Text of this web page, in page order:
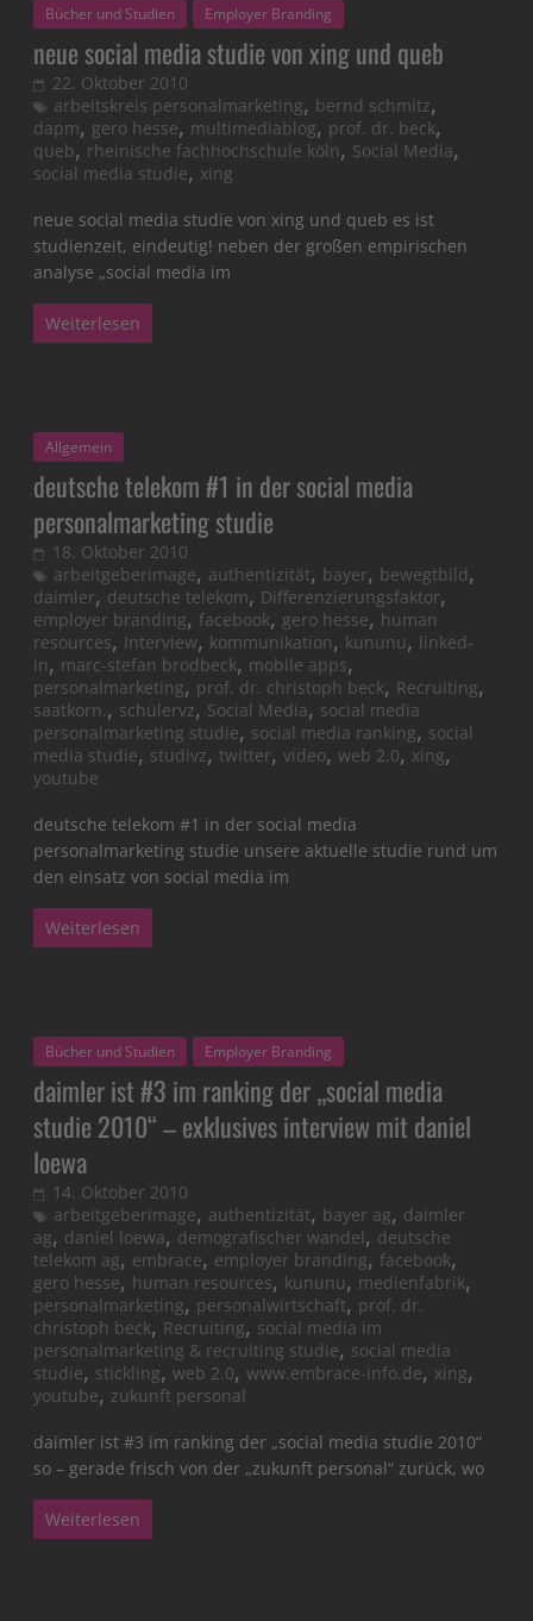
Bücher und Studien Employer Branding
neue social media studie von xing und queb
22. Oktober 2010
arbeitskreis personalmarketing, bernd schmitz,
dapm, gero hesse, multimediablog, prof. dr. beck,
queb, rheinische fachhochschule köln, Social Media,
social media studie, xing
neue social media studie von xing und queb es ist
studienzeit, eindeutig! neben der großen empirischen
analyse „social media im
Weiterlesen
Allgemein
deutsche telekom #1 in der social media
personalmarketing studie
18. Oktober 2010
arbeitgeberimage, authentizität, bayer, bewegtbild,
daimler, deutsche telekom, Differenzierungsfaktor,
employer branding, facebook, gero hesse, human
resources, Interview, kommunikation, kununu, linked-
in, marc-stefan brodbeck, mobile apps,
personalmarketing, prof. dr. christoph beck, Recruiting,
saatkorn., schülervz, Social Media, social media
personalmarketing studie, social media ranking, social
media studie, studivz,twitter,video,web 2.0, xing,
youtube
deutsche telekom #1 in der social media
personalmarketing studie unsere aktuelle studie rund um
den einsatz von social media im
Weiterlesen
Bücher und Studien Employer Branding
daimler ist #3 im ranking der „social media
studie 2010“ – exklusives interview mit daniel
loewa
14. Oktober 2010
arbeitgeberimage, authentizität, bayer ag, daimler
ag, daniel loewa, demografischer wandel, deutsche
telekom ag, embrace, employer branding, facebook,
gero hesse, human resources, kununu, medienfabrik,
personalmarketing, personalwirtschaft, prof. dr.
christoph beck, Recruiting, social media im
personalmarketing & recruiting studie, social media
studie, stickling,web 2.0,www.embrace-info.de, xing,
youtube, zukunft personal
daimler ist #3 im ranking der „social media studie 2010“
so – gerade frisch von der „zukunft personal“ zurück, wo
Weiterlesen